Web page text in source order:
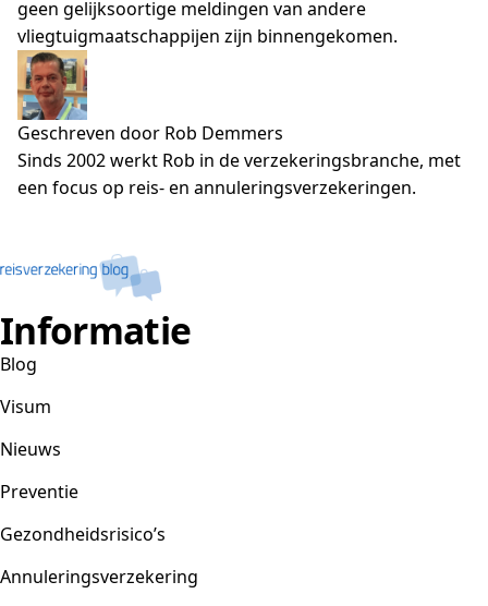
geen gelijksoortige meldingen van andere
vliegtuigmaatschappijen zijn binnengekomen.
Geschreven door Rob Demmers
Sinds 2002 werkt Rob in de verzekeringsbranche, met
een focus op reis- en annuleringsverzekeringen.
Informatie
Blog
Visum
Nieuws
Preventie
Gezondheidsrisico’s
Annuleringsverzekering